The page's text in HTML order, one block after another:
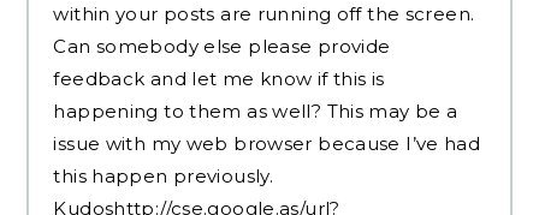
within your posts are running off the screen.
Can somebody else please provide
feedback and let me know if this is
happening to them as well? This may be a
issue with my web browser because I’ve had
this happen previously.
Kudoshttp://cse.google.as/url?